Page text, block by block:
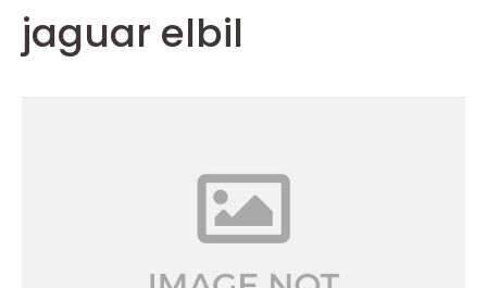
jaguar elbil